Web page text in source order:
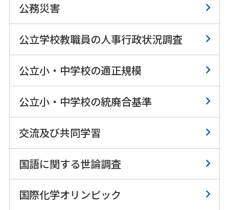
公務災害
公立学校教職員の人事行政状況調査
公立小・中学校の適正規模
公立小・中学校の統廃合基準
交流及び共同学習
国語に関する世論調査
国際化学オリンピック